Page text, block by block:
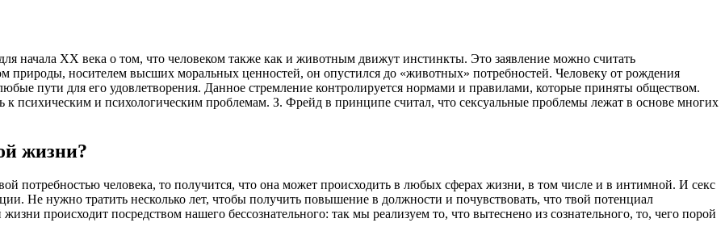
начала XX века о том, что человеком также как и животным движут инстинкты. Это заявление можно считать
природы, носителем высших моральных ценностей, он опустился до «животных» потребностей. Человеку от рождения
пути для его удовлетворения. Данное стремление контролируется нормами и правилами, которые приняты обществом.
психическим и психологическим проблемам. З. Фрейд в принципе считал, что сексуальные проблемы лежат в основе многих
жизни?
потребностью человека, то получится, что она может происходить в любых сферах жизни, в том числе и в интимной. И секс
Не нужно тратить несколько лет, чтобы получить повышение в должности и почувствовать, что твой потенциал
происходит посредством нашего бессознательного: так мы реализуем то, что вытеснено из сознательного, то, чего порой